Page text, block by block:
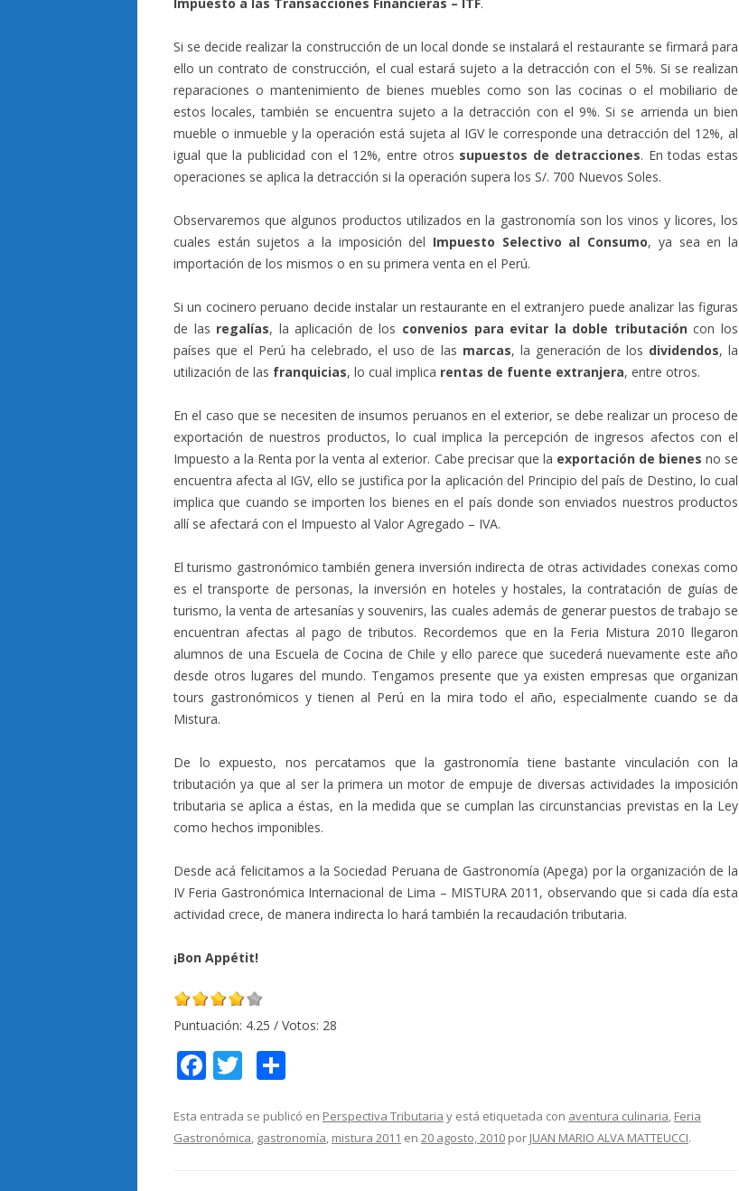
Si se decide realizar la construcción de un local donde se instalará el restaurante se firmará para
ello un contrato de construcción, el cual estará sujeto a la detracción con el 5%. Si se realizan
reparaciones o mantenimiento de bienes muebles como son las cocinas o el mobiliario de
estos locales, también se encuentra sujeto a la detracción con el 9%. Si se arrienda un bien
mueble o inmueble y la operación está sujeta al IGV le corresponde una detracción del 12%, al
igual que la publicidad con el 12%, entre otros supuestos de detracciones. En todas estas
operaciones se aplica la detracción si la operación supera los S/. 700 Nuevos Soles.
Observaremos que algunos productos utilizados en la gastronomía son los vinos y licores, los
cuales están sujetos a la imposición del Impuesto Selectivo al Consumo, ya sea en la
importación de los mismos o en su primera venta en el Perú.
Si un cocinero peruano decide instalar un restaurante en el extranjero puede analizar las figuras
de las regalías, la aplicación de los convenios para evitar la doble tributacióncon los
países que el Perú ha celebrado, el uso de las marcas, la generación de los dividendos, la
utilización de las franquicias, lo cual implica rentas de fuente extranjera, entre otros.
En el caso que se necesiten de insumos peruanos en el exterior, se debe realizar un proceso de
exportación de nuestros productos, lo cual implica la percepción de ingresos afectos con el
Impuesto a la Renta por la venta al exterior. Cabe precisar que la exportación de bienes no se
encuentra afecta al IGV, ello se justifica por la aplicación del Principio del país de Destino, lo cual
implica que cuando se importen los bienes en el país donde son enviados nuestros productos
allí se afectará con el Impuesto al Valor Agregado – IVA.
El turismo gastronómico también genera inversión indirecta de otras actividades conexas como
es el transporte de personas, la inversión en hoteles y hostales, la contratación de guías de
turismo, la venta de artesanías y souvenirs, las cuales además de generar puestos de trabajo se
encuentran afectas al pago de tributos. Recordemos que en la Feria Mistura 2010 llegaron
alumnos de una Escuela de Cocina de Chile y ello parece que sucederá nuevamente este año
desde otros lugares del mundo. Tengamos presente que ya existen empresas que organizan
tours gastronómicos y tienen al Perú en la mira todo el año, especialmente cuando se da
Mistura.
De lo expuesto, nos percatamos que la gastronomía tiene bastante vinculación con la
tributación ya que al ser la primera un motor de empuje de diversas actividades la imposición
tributaria se aplica a éstas, en la medida que se cumplan las circunstancias previstas en la Ley
como hechos imponibles.
Desde acá felicitamos a la Sociedad Peruana de Gastronomía (Apega) por la organización de la
IV Feria Gastronómica Internacional de Lima – MISTURA 2011, observando que si cada día esta
actividad crece, de manera indirecta lo hará también la recaudación tributaria.
¡Bon Appétit!
Puntuación: 4.25 / Votos: 28
F
e
b
T
itt
er
m
p
Esta entrada se publicó en Perspectiva Tributaria y está etiquetada con aventura culinaria, Feria
Gastronómica, gastronomía, mistura 2011 en 20 agosto, 2010 por JUAN MARIO ALVA MATTEUCCI.